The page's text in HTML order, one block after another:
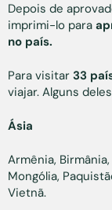
Depois de
imprimi-lo para
no país.
Para visitar 33
viajar. Alguns
Ásia
Armênia,
Mongólia,
Vietnã.